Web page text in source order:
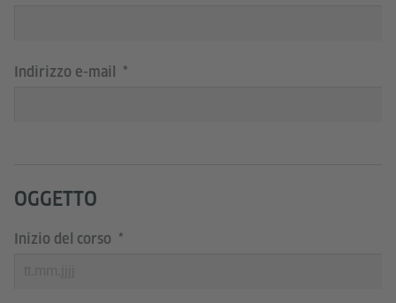
Indirizzo e-mail
OGGETTO
Inizio del corso